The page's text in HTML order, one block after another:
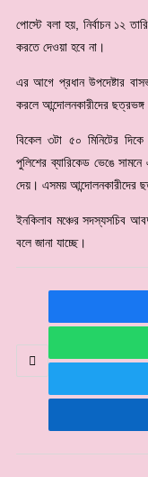
পোস্টে বলা হয়, নির্বাচন ১২
করতে দেওয়া হবে না।
এর আগে প্রধান উপদেষ্টার
করলে আন্দোলনকারীদের
বিকেল ৩টা ৫০ মিনিটের দিকে
পুলিশের ব্যারিকেড ভেঙে সামনে
দেয়। এসময় আন্দোলনকারীদের
ইনকিলাব মঞ্চের সদস্যসচিব
বলে জানা যাচ্ছে।